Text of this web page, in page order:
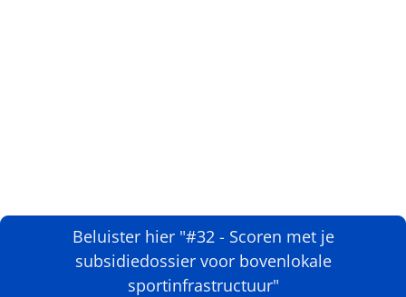
Beluister hier "#32 - Scoren met je
subsidiedossier voor bovenlokale
sportinfrastructuur"